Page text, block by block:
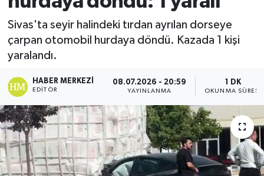
Sivas'ta seyir halindeki tırdan ayrılan dorseye
çarpan otomobil hurdaya döndü. Kazada 1 kişi
yaralandı.
HABER MERKEZI
EDITÖR
08.07.2026 - 20:59
YAYINLANMA
1 DK
OKUNMA SÜRESI
Ekonomi
Sağlık
Tokat Haber